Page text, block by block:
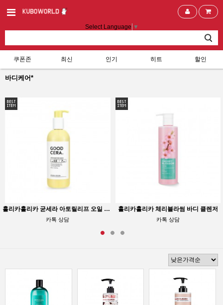
Select Language ▼
쿠폰존 최신 인기 히트 할인
바디케어*
홀리카홀리카 굳세라 아토릴리프 오일 로션
카톡 상담
홀리카홀리카 체리블라썸 바디 클렌저
카톡 상담